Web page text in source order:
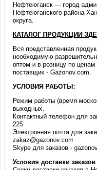
Нефтеюганск — город
Нефтеюганского района
округа.
КАТАЛОГ ПРОДУКЦИИ
Вся представленная
необходимую
оптом и в розницу по
поставщик - Gazonov.com.
УСЛОВИЯ РАБОТЫ:
Режим работы (время
выходных.
Контактный телефон для
225
Электронная почта для
zakaz@gazonov.com
Skype для заказов -
Условия доставки